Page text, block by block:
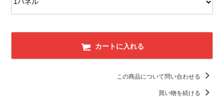
カートに入れる
この商品について問い合わせる
買い物を続ける